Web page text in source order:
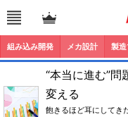
組み込み開発 メカ設計 製造
“本当に進む”
変える
飽きるほど耳にしてき